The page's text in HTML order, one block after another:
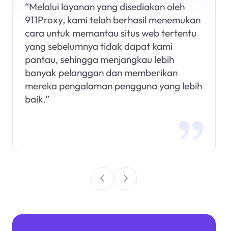
“Melalui layanan yang disediakan oleh
911Proxy, kami telah berhasil menemukan
cara untuk memantau situs web tertentu
yang sebelumnya tidak dapat kami
pantau, sehingga menjangkau lebih
banyak pelanggan dan memberikan
mereka pengalaman pengguna yang lebih
baik.”